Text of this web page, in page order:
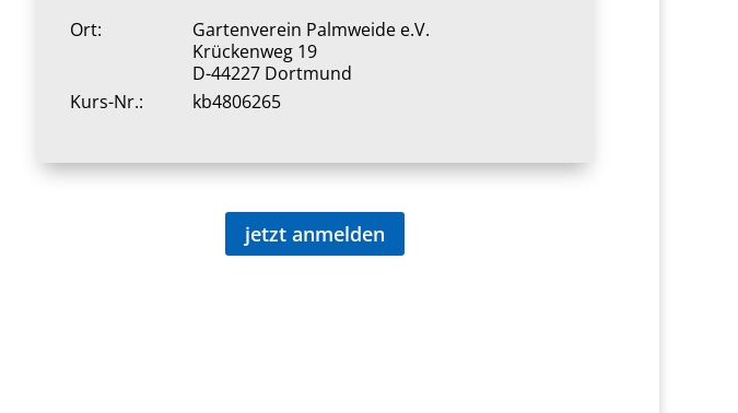
Ort:
Gartenverein Palmweide e.V.
Krückenweg 19
D-44227 Dortmund
Kurs-Nr.:
kb4806265
jetzt anmelden